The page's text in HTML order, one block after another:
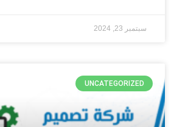
سبتمبر 23, 2024
UNCATEGORIZED